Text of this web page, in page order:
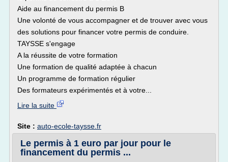
Aide au financement du permis B
Une volonté de vous accompagner et de trouver avec vous
des solutions pour financer votre permis de conduire.
TAYSSE s'engage
A la réussite de votre formation
Une formation de qualité adaptée à chacun
Un programme de formation régulier
Des formateurs expérimentés et à votre...
Lire la suite
Site : auto-ecole-taysse.fr
Le permis à 1 euro par jour pour le
financement du permis ...